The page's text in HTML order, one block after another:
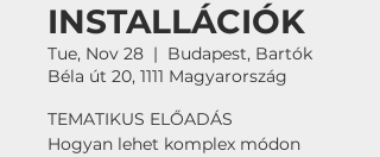
INSTALLÁCIÓK
Tue, Nov 28
  |
Budapest, Bartók
Béla út 20, 1111 Magyarország
TEMATIKUS ELŐADÁS
Hogyan lehet komplex módon